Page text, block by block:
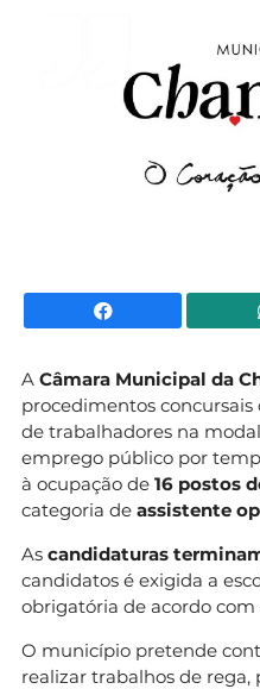
A Câmara Municipal da
procedimentos
de trabalhadores na
emprego público por
à ocupação de 16 postos
categoria de assistente
As candidaturas
candidatos é exigida a
obrigatória de acordo com
O município pretende
realizar trabalhos de rega,